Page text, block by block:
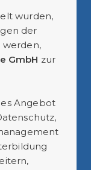
wurden,
der
werden,
GmbH zur
Angebot